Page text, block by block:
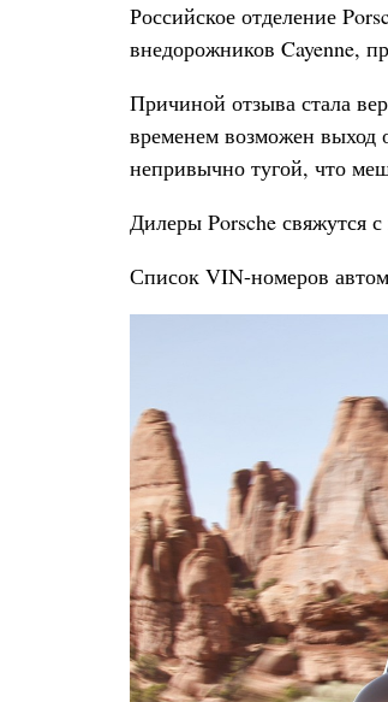
Российское отделение
внедорожников Cayenne,
Причиной отзыва стала
временем возможен выход
непривычно тугой, что
Дилеры Porsche свяжутся
Список VIN-номеров